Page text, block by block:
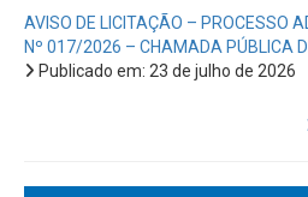
AVISO DE LICITAÇÃO – PROCESSO
Nº 017/2026 – CHAMADA PÚBLICA
Publicado em: 23 de julho de 2026